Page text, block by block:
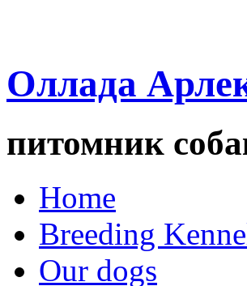
Оллада
питомник
Home
Breeding
Our dogs